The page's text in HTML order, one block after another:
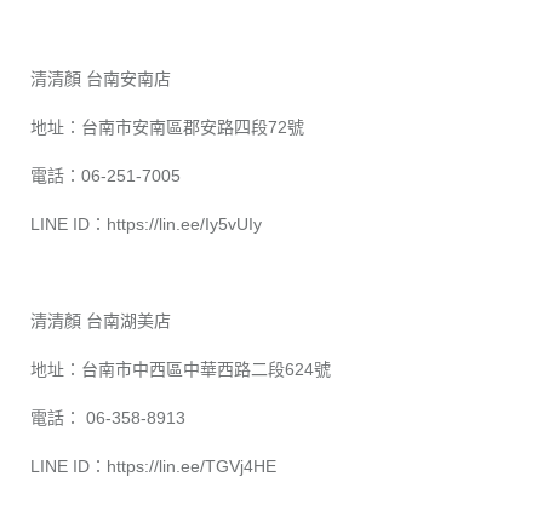
清清顏 台南安南店
地址：台南市安南區郡安路四段72號
電話：06-251-7005
LINE ID： https://lin.ee/Iy5vUIy
清清顏 台南湖美店
地址：台南市中西區中華西路二段624號
電話： 06-358-8913
LINE ID： https://lin.ee/TGVj4HE